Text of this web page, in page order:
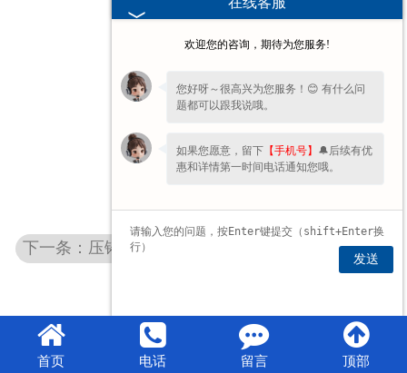
下一条：压铸的发展史
首页 电话 留言 顶部
欢迎您的咨询，期待为您服务!
您好呀～很高兴为您服务！😊 有什么问
题都可以跟我说哦。
如果您愿意，留下 【手机号】 🔔后续有优
惠和详情第一时间电话通知您哦。
发送